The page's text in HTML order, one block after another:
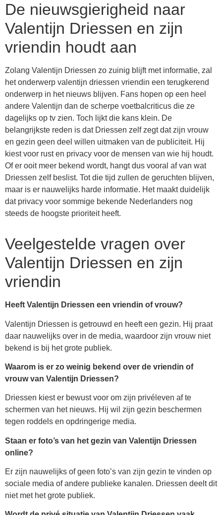
De nieuwsgierigheid naar
Valentijn Driessen en zijn
vriendin houdt aan
Zolang Valentijn Driessen zo zuinig blijft met informatie, zal
het onderwerp valentijn driessen vriendin een terugkerend
onderwerp in het nieuws blijven. Fans hopen op een heel
andere Valentijn dan de scherpe voetbalcriticus die ze
dagelijks op tv zien. Toch lijkt die kans klein. De
belangrijkste reden is dat Driessen zelf zegt dat zijn vrouw
en gezin geen deel willen uitmaken van de publiciteit. Hij
kiest voor rust en privacy voor de mensen van wie hij houdt.
Of er ooit meer bekend wordt, hangt dus vooral af van wat
Driessen zelf beslist. Tot die tijd zullen de geruchten blijven,
maar is er nauwelijks harde informatie. Het maakt duidelijk
dat privacy voor sommige bekende Nederlanders nog
steeds de hoogste prioriteit heeft.
Veelgestelde vragen over
Valentijn Driessen en zijn
vriendin
Heeft Valentijn Driessen een vriendin of vrouw?
Valentijn Driessen is getrouwd en heeft een gezin. Hij praat
daar nauwelijks over in de media, waardoor zijn vrouw niet
bekend is bij het grote publiek.
Waarom is er zo weinig bekend over de vriendin of
vrouw van Valentijn Driessen?
Driessen kiest er bewust voor om zijn privéleven af te
schermen van het nieuws. Hij wil zijn gezin beschermen
tegen roddels en opdringerige media.
Staan er foto’s van het gezin van Valentijn Driessen
online?
Er zijn nauwelijks of geen foto’s van zijn gezin te vinden op
sociale media of andere publieke kanalen. Driessen deelt dit
niet met het grote publiek.